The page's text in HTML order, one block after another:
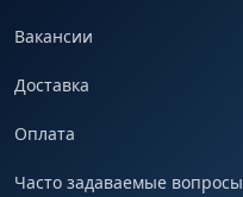
Вакансии
Доставка
Оплата
Часто задаваемые вопросы